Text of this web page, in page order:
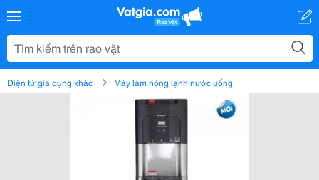
Điện tử gia dụng khác Máy làm nóng lạnh nước uống